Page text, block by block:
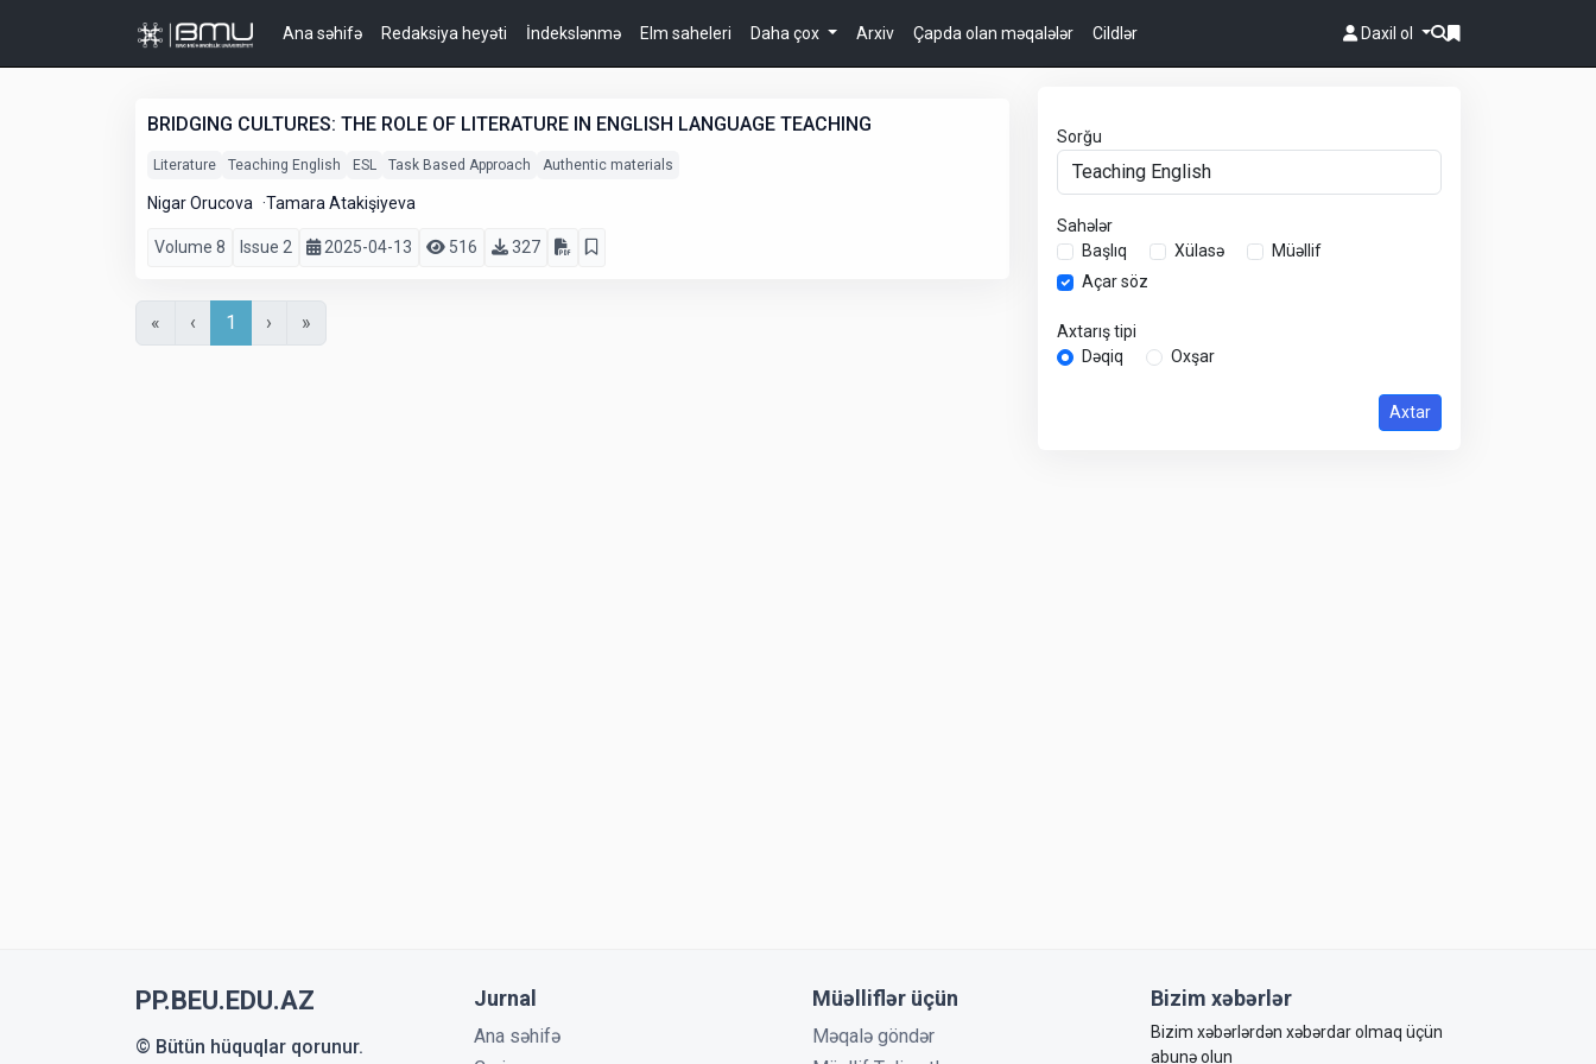
Ana səhifə Redaksiya heyəti İndekslənmə Elm saheleri Daha çox Arxiv Çapda olan məqalələr Cildlər Daxil ol
BRIDGING CULTURES: THE ROLE OF LITERATURE IN ENGLISH LANGUAGE TEACHING
Literature Teaching English ESL Task Based Approach Authentic materials
Nigar Orucova Tamara Atakişiyeva
Volume 8 Issue 2 2025-04-13 516 327
« ‹ 1 › »
Sorğu
Sahələr
Başlıq
Xülasə
Müəllif
Açar söz
Axtarış tipi
Dəqiq
Oxşar
Axtar
PP.BEU.EDU.AZ
© Bütün hüquqlar qorunur.
Jurnal
Ana səhifə
Müəlliflər üçün
Məqalə göndər
Bizim xəbərlər
Bizim xəbərlərdən xəbərdar olmaq üçün
abunə olun